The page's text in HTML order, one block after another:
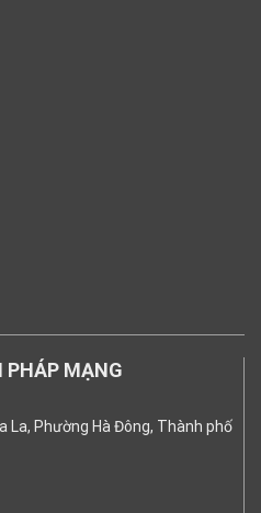
PHÁP MẠNG
La, Phường Hà Đông, Thành phố